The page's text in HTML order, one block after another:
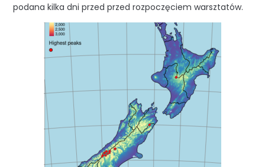
podana kilka dni przed przed rozpoczęciem warsztatów.